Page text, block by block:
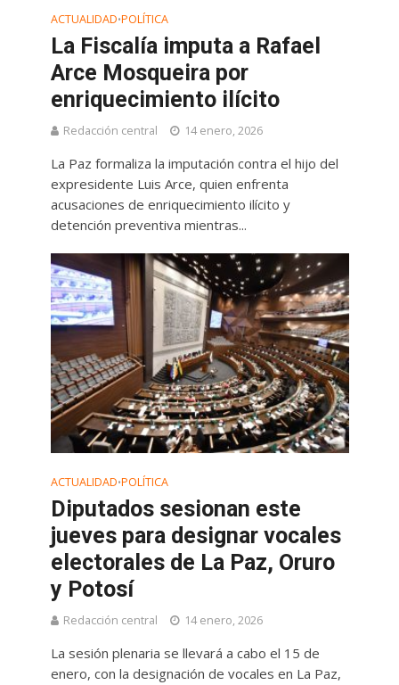
ACTUALIDAD•POLÍTICA
La Fiscalía imputa a Rafael
Arce Mosqueira por
enriquecimiento ilícito
Redacción central 14 enero, 2026
La Paz formaliza la imputación contra el hijo del
expresidente Luis Arce, quien enfrenta
acusaciones de enriquecimiento ilícito y
detención preventiva mientras...
ACTUALIDAD•POLÍTICA
Diputados sesionan este
jueves para designar vocales
electorales de La Paz, Oruro
y Potosí
Redacción central 14 enero, 2026
La sesión plenaria se llevará a cabo el 15 de
enero, con la designación de vocales en La Paz,